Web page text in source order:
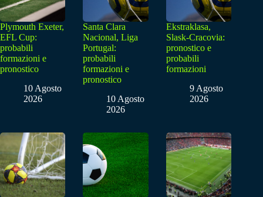
Plymouth Exeter,
EFL Cup:
probabili
formazioni e
pronostico
10 Agosto
2026
Santa Clara
Nacional, Liga
Portugal:
probabili
formazioni e
pronostico
10 Agosto
2026
Ekstraklasa,
Slask-Cracovia:
pronostico e
probabili
formazioni
9 Agosto
2026